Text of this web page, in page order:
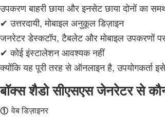
उपकरण बाहरी छाया और इनसेट छाया दोनों का
✔ उत्तरदायी, मोबाइल अनुकूल डिज़ाइन
जनरेटर डेस्कटॉप, टैबलेट और मोबाइल उपकरणों
✔ कोई इंस्टालेशन आवश्यक नहीं
क्योंकि यह पूरी तरह से ऑनलाइन है,
बॉक्स शैडो सीएसएस जेनरेटर से
① वेब डिज़ाइनर